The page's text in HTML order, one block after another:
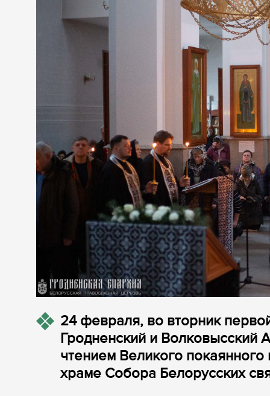
24 февраля, во вторник
Гродненский и Волковысский
чтением Великого
храме Собора Белорусских